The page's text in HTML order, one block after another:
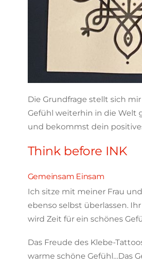
Die Grundfrage stellt sich
Gefühl weiterhin in die Welt
und bekommst dein
Think before INK
Gemeinsam Einsam
Ich sitze mit meiner Frau
ebenso selbst überlassen.
wird Zeit für ein schönes
Das Freude des Klebe-
warme schöne Gefühl…Das